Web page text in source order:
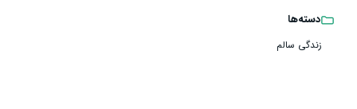
دسته‌ها
زندگی سالم